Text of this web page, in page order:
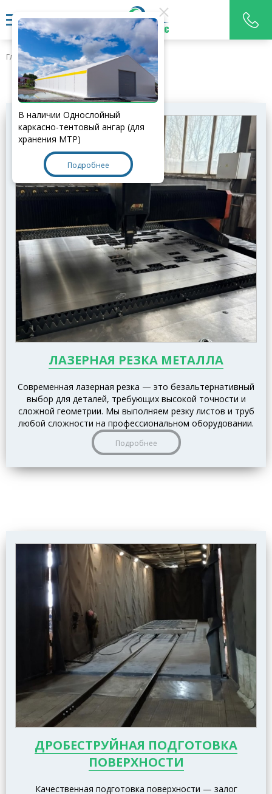
Главная > Услуги
УСЛУГИ
ЛАЗЕРНАЯ РЕЗКА МЕТАЛЛА
Современная лазерная резка — это безальтернативный
выбор для деталей, требующих высокой точности и
сложной геометрии. Мы выполняем резку листов и труб
любой сложности на профессиональном оборудовании.
Подробнее
ДРОБЕСТРУЙНАЯ ПОДГОТОВКА
ПОВЕРХНОСТИ
Качественная подготовка поверхности — залог
В наличии Однослойный
каркасно-тентовый ангар (для
хранения МТР)
Подробнее